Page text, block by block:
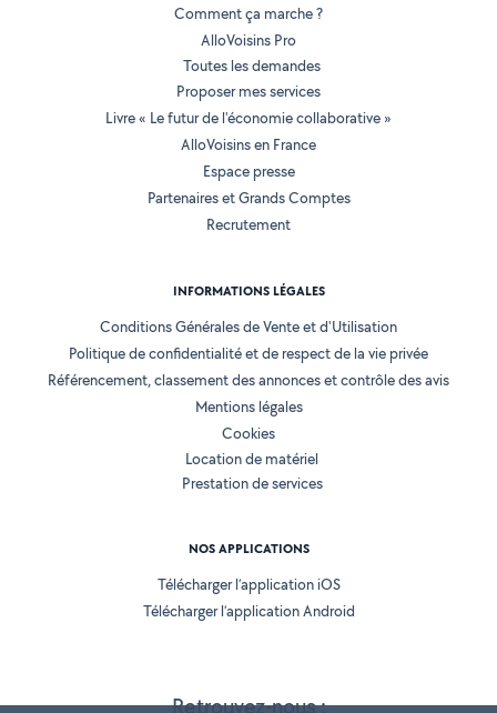
Retrouvez-nous :
Comment ça marche ?
AlloVoisins Pro
Toutes les demandes
Proposer mes services
Livre « Le futur de l'économie collaborative »
AlloVoisins en France
Espace presse
Partenaires et Grands Comptes
Recrutement
INFORMATIONS LÉGALES
Conditions Générales de Vente et d'Utilisation
Politique de confidentialité et de respect de la vie privée
Référencement, classement des annonces et contrôle des avis
Mentions légales
Cookies
Location de matériel
Prestation de services
NOS APPLICATIONS
Télécharger l’application iOS
Télécharger l’application Android